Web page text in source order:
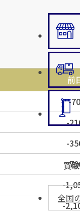
前
-70
-
-
-
-
-
買
全国